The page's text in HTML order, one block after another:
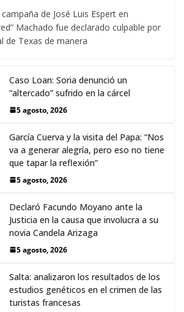
de José Luis Espert en
Machado fue declarado culpable por
de Texas de manera
Caso Loan: Soria denunció un
“altercado” sufrido en la cárcel
5 agosto, 2026
García Cuerva y la visita del Papa: “Nos
va a generar alegría, pero eso no tiene
que tapar la reflexión”
5 agosto, 2026
Declaró Facundo Moyano ante la
Justicia en la causa que involucra a su
novia Candela Arizaga
5 agosto, 2026
Salta: analizaron los resultados de los
estudios genéticos en el crimen de las
turistas francesas